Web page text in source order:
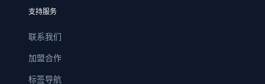
支持服务
联系我们
加盟合作
标签导航